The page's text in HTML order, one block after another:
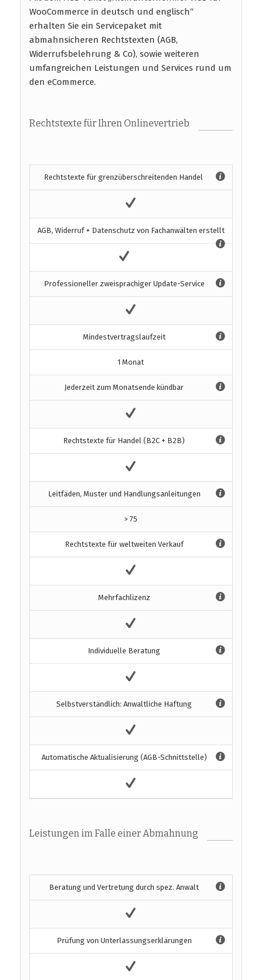
WooCommerce in deutsch und englisch“
erhalten Sie ein Servicepaket mit
abmahnsicheren Rechtstexten (AGB,
Widerrufsbelehrung & Co), sowie weiteren
umfangreichen Leistungen und Services rund um
den eCommerce.
Rechtstexte für Ihren Onlinevertrieb
Rechtstexte für grenzüberschreitenden Handel
AGB, Widerruf + Datenschutz von Fachanwälten erstellt
Professioneller zweisprachiger Update-Service
Mindestvertragslaufzeit
1 Monat
Jederzeit zum Monatsende kündbar
Rechtstexte für Handel (B2C + B2B)
Leitfäden, Muster und Handlungsanleitungen
> 75
Rechtstexte für weltweiten Verkauf
Mehrfachlizenz
Individuelle Beratung
Selbstverständlich: Anwaltliche Haftung
Automatische Aktualisierung (AGB-Schnittstelle)
Leistungen im Falle einer Abmahnung
Beratung und Vertretung durch spez. Anwalt
Prüfung von Unterlassungserklärungen